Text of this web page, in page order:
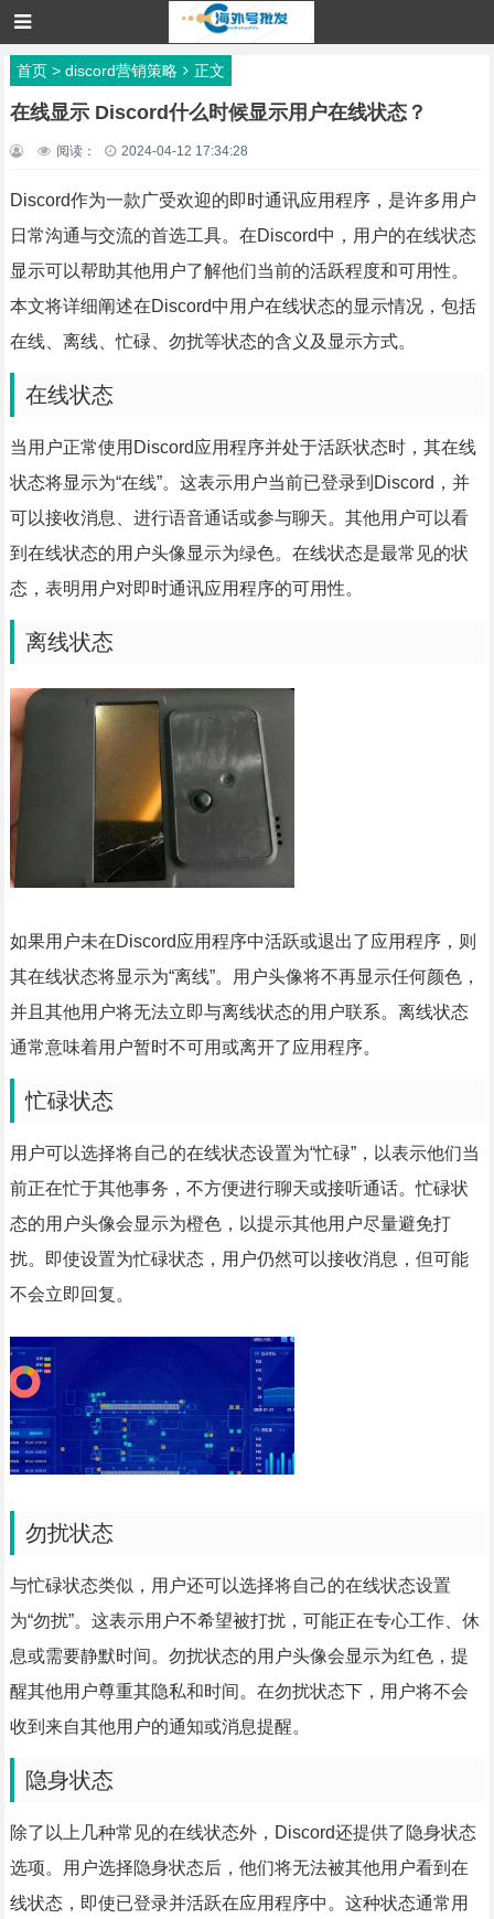
首页> discord营销策略 正文
在线显示 Discord什么时候显示用户在线状态？
阅读： 2024-04-12 17:34:28
Discord作为一款广受欢迎的即时通讯应用程序，是许多用户
日常沟通与交流的首选工具。在Discord中，用户的在线状态
显示可以帮助其他用户了解他们当前的活跃程度和可用性。
本文将详细阐述在Discord中用户在线状态的显示情况，包括
在线、离线、忙碌、勿扰等状态的含义及显示方式。
在线状态
当用户正常使用Discord应用程序并处于活跃状态时，其在线
状态将显示为“在线”。这表示用户当前已登录到Discord，并
可以接收消息、进行语音通话或参与聊天。其他用户可以看
到在线状态的用户头像显示为绿色。在线状态是最常见的状
态，表明用户对即时通讯应用程序的可用性。
离线状态
如果用户未在Discord应用程序中活跃或退出了应用程序，则
其在线状态将显示为“离线”。用户头像将不再显示任何颜色，
并且其他用户将无法立即与离线状态的用户联系。离线状态
通常意味着用户暂时不可用或离开了应用程序。
忙碌状态
用户可以选择将自己的在线状态设置为“忙碌”，以表示他们当
前正在忙于其他事务，不方便进行聊天或接听通话。忙碌状
态的用户头像会显示为橙色，以提示其他用户尽量避免打
扰。即使设置为忙碌状态，用户仍然可以接收消息，但可能
不会立即回复。
勿扰状态
与忙碌状态类似，用户还可以选择将自己的在线状态设置
为“勿扰”。这表示用户不希望被打扰，可能正在专心工作、休
息或需要静默时间。勿扰状态的用户头像会显示为红色，提
醒其他用户尊重其隐私和时间。在勿扰状态下，用户将不会
收到来自其他用户的通知或消息提醒。
隐身状态
除了以上几种常见的在线状态外，Discord还提供了隐身状态
选项。用户选择隐身状态后，他们将无法被其他用户看到在
线状态，即使已登录并活跃在应用程序中。这种状态通常用